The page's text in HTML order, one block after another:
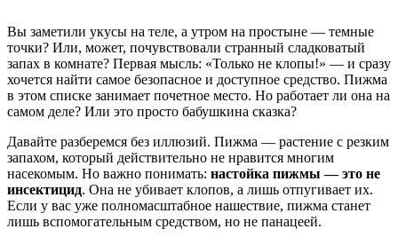
Вы заметили укусы на теле, а утром на простыне — темные
точки? Или, может, почувствовали странный сладковатый
запах в комнате? Первая мысль: «Только не клопы!» — и сразу
хочется найти самое безопасное и доступное средство. Пижма
в этом списке занимает почетное место. Но работает ли она на
самом деле? Или это просто бабушкина сказка?
Давайте разберемся без иллюзий. Пижма — растение с резким
запахом, который действительно не нравится многим
насекомым. Но важно понимать: настойка пижмы — это не
инсектицид. Она не убивает клопов, а лишь отпугивает их.
Если у вас уже полномасштабное нашествие, пижма станет
лишь вспомогательным средством, но не панацеей.